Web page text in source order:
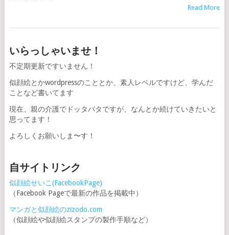
Read More
いらっしゃいませ！
不定期更新ですいません！
似顔絵とかwordpressのこととか、素人レベルですけど、学んだ
ことなど書いてます
現在、親の介護でドッタバタですが、なんとか続けていきたいと
思ってます！
よろしくお願いしま〜す！
自サイトリンク
似顔絵せいこ(FacebookPage)
（Facebook Pageで最新の作品を掲載中）
マンガと似顔絵のzizodo.com
（似顔絵や似顔絵スタンプの製作手順など）